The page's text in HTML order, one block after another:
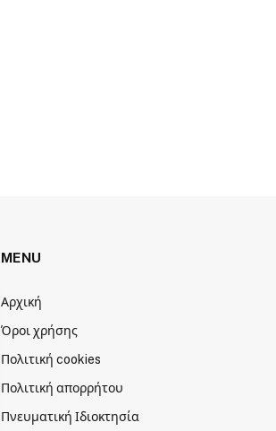
MENU
Αρχική
Όροι χρήσης
Πολιτική cookies
Πολιτική απορρήτου
Πνευματική Ιδιοκτησία